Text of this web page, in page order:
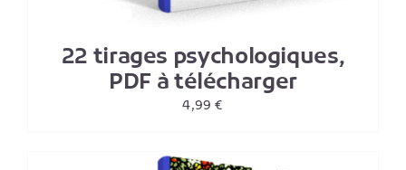
22 tirages psychologiques,
PDF à télécharger
4,99€